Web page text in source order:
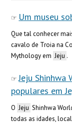
Um museu
Que tal conhecer
cavalo de Troia na
Mythology em Jeju .
Jeju
populares em
O Jeju Shinhwa
todas as idades,